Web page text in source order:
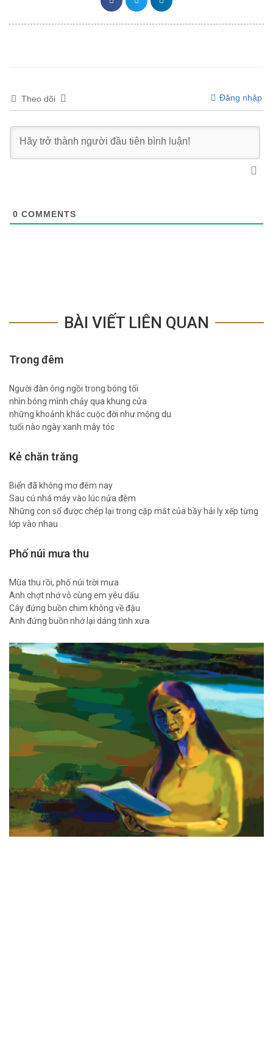
Theo dõi Đăng nhập
0 COMMENTS
BÀI VIẾT LIÊN QUAN
Trong đêm
Người đàn ông ngồi trong bóng tối
nhìn bóng mình chảy qua khung cửa
những khoảnh khắc cuộc đời như mộng du
tuổi nào ngày xanh mây tóc
Kẻ chăn trăng
Biển đã không mơ đêm nay
Sau cú nhá máy vào lúc nửa đêm
Những con số được chép lại trong cặp mắt của bầy hải ly xếp từng
lớp vào nhau
Phố núi mưa thu
Mùa thu rồi, phố núi trời mưa
Anh chợt nhớ vô cùng em yêu dấu
Cây đứng buồn chim không về đậu
Anh đứng buồn nhớ lại dáng tình xưa